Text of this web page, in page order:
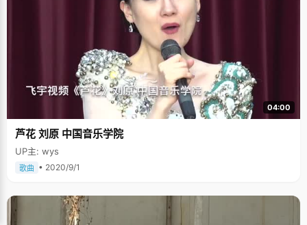
04:00
芦花 刘原 中国音乐学院
UP主: wys
歌曲 • 2020/9/1